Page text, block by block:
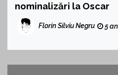
nominalizări la Oscar
Florin Silviu Negru 5